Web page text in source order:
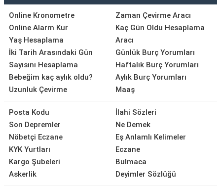
Online Kronometre
Online Alarm Kur
Yaş Hesaplama
İki Tarih Arasındaki Gün
Sayısını Hesaplama
Bebeğim kaç aylık oldu?
Uzunluk Çevirme
Zaman Çevirme Aracı
Kaç Gün Oldu Hesaplama
Aracı
Günlük Burç Yorumları
Haftalık Burç Yorumları
Aylık Burç Yorumları
Maaş
Posta Kodu
Son Depremler
Nöbetçi Eczane
KYK Yurtları
Kargo Şubeleri
Askerlik
İlahi Sözleri
Ne Demek
Eş Anlamlı Kelimeler
Eczane
Bulmaca
Deyimler Sözlüğü